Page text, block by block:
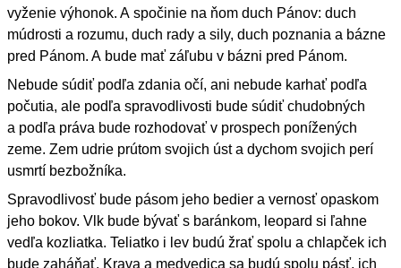
vyženie výhonok. A spočinie na ňom duch Pánov: duch
múdrosti a rozumu, duch rady a sily, duch poznania a bázne
pred Pánom. A bude mať záľubu v bázni pred Pánom.
Nebude súdiť podľa zdania očí, ani nebude karhať podľa
počutia, ale podľa spravodlivosti bude súdiť chudobných
a podľa práva bude rozhodovať v prospech ponížených
zeme. Zem udrie prútom svojich úst a dychom svojich perí
usmrtí bezbožníka.
Spravodlivosť bude pásom jeho bedier a vernosť opaskom
jeho bokov. Vlk bude bývať s baránkom, leopard si ľahne
vedľa kozliatka. Teliatko i lev budú žrať spolu a chlapček ich
bude zaháňať. Krava a medvedica sa budú spolu pásť, ich